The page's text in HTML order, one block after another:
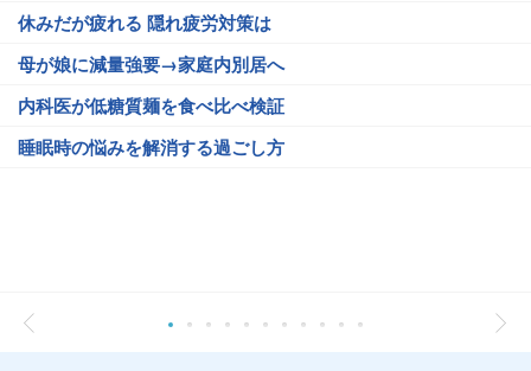
休みだが疲れる 隠れ疲労対策は
母が娘に減量強要→家庭内別居へ
内科医が低糖質麺を食べ比べ検証
睡眠時の悩みを解消する過ごし方